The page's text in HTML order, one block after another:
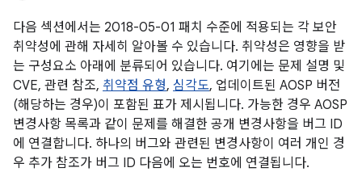
다음 섹션에서는 2018-05-01 패치 수준에 적용되는 각 보안
취약성에 관해 자세히 알아볼 수 있습니다. 취약성은 영향을 받
는 구성요소 아래에 분류되어 있습니다. 여기에는 문제 설명 및
CVE, 관련 참조, 취약점 유형, 심각도, 업데이트된 AOSP 버전
(해당하는 경우)이 포함된 표가 제시됩니다. 가능한 경우 AOSP
변경사항 목록과 같이 문제를 해결한 공개 변경사항을 버그 ID
에 연결합니다. 하나의 버그와 관련된 변경사항이 여러 개인 경
우 추가 참조가 버그 ID 다음에 오는 번호에 연결됩니다.